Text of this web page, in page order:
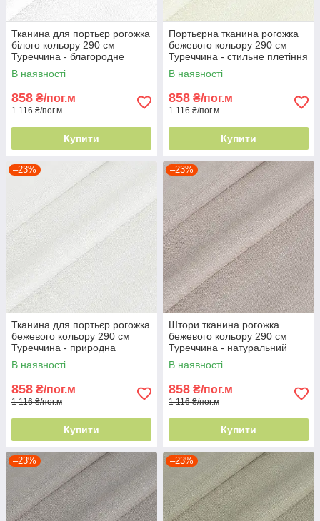
Тканина для портьєр рогожка
білого кольору 290 см
Туреччина - благородне
плетіння
В наявності
858 ₴/пог.м
1 116 ₴/пог.м
Купити
Портьєрна тканина рогожка
бежевого кольору 290 см
Туреччина - стильне плетіння
ниток
В наявності
858 ₴/пог.м
1 116 ₴/пог.м
Купити
–23%
Тканина для портьєр рогожка
бежевого кольору 290 см
Туреччина - природна
текстура
В наявності
858 ₴/пог.м
1 116 ₴/пог.м
Купити
–23%
Штори тканина рогожка
бежевого кольору 290 см
Туреччина - натуральний
ефект
В наявності
858 ₴/пог.м
1 116 ₴/пог.м
Купити
–23% –23%